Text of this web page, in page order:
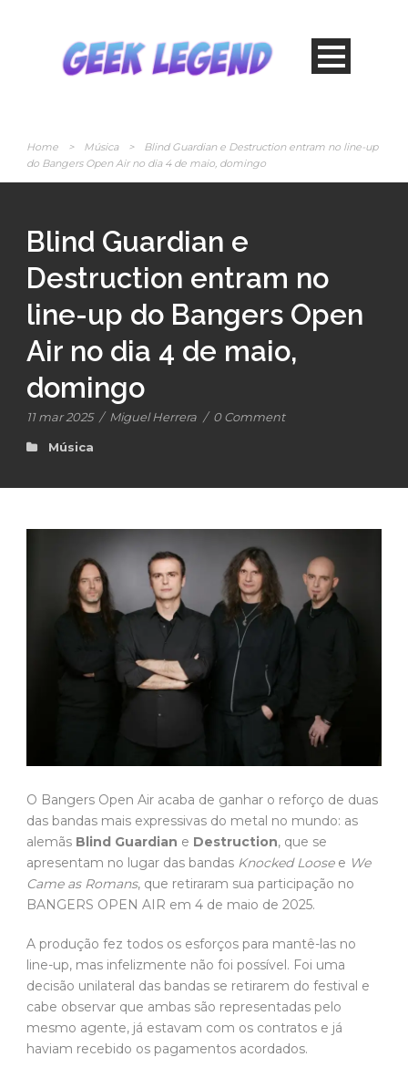
Home > Música >
Blind Guardian e Destruction entram no line-up
do Bangers Open Air no dia 4 de maio, domingo
Blind Guardian e
Destruction entram no
line-up do Bangers Open
Air no dia 4 de maio,
domingo
11 mar 2025 / Miguel Herrera / 0 Comment
Música
O Bangers Open Air acaba de ganhar o reforço de duas
das bandas mais expressivas do metal no mundo: as
alemãs Blind Guardian e Destruction, que se
apresentam no lugar das bandas Knocked Loosee We
Came as Romans, que retiraram sua participação no
BANGERS OPEN AIR em 4 de maio de 2025.
A produção fez todos os esforços para mantê-las no
line-up, mas infelizmente não foi possível. Foi uma
decisão unilateral das bandas se retirarem do festival e
cabe observar que ambas são representadas pelo
mesmo agente, já estavam com os contratos e já
haviam recebido os pagamentos acordados.